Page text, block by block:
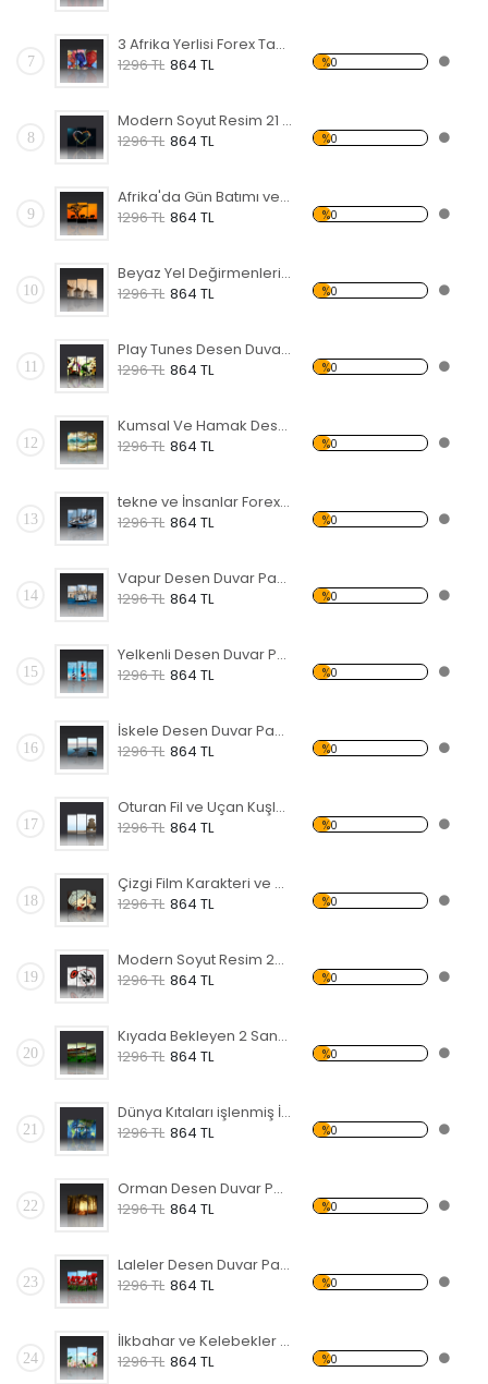
7
3 Afrika Yerlisi Forex Tablo
1296 TL 864 TL %0
8
Modern Soyut Resim 21 Forex Tablo
1296 TL 864 TL %0
9
Afrika'da Gün Batımı ve Filler Forex Tablo
1296 TL 864 TL %0
10
Beyaz Yel Değirmenleri Forex Tablo
1296 TL 864 TL %0
11
Play Tunes Desen Duvar Panosu
1296 TL 864 TL %0
12
Kumsal Ve Hamak Desen Duvar Panosu
1296 TL 864 TL %0
13
tekne ve İnsanlar Forex Tablo
1296 TL 864 TL %0
14
Vapur Desen Duvar Panosu
1296 TL 864 TL %0
15
Yelkenli Desen Duvar Panosu
1296 TL 864 TL %0
16
İskele Desen Duvar Panosu
1296 TL 864 TL %0
17
Oturan Fil ve Uçan Kuşlar Forex Tablo
1296 TL 864 TL %0
18
Çizgi Film Karakteri ve Kuş Forex Tablo
1296 TL 864 TL %0
19
Modern Soyut Resim 22 Forex Tablo
1296 TL 864 TL %0
20
Kıyada Bekleyen 2 Sandal Forex Tablo
1296 TL 864 TL %0
21
Dünya Kıtaları işlenmiş İnsan Yüzü Forex Tablo
1296 TL 864 TL %0
22
Orman Desen Duvar Panosu
1296 TL 864 TL %0
23
Laleler Desen Duvar Panosu
1296 TL 864 TL %0
24
İlkbahar ve Kelebekler Forex Tablo
1296 TL 864 TL %0